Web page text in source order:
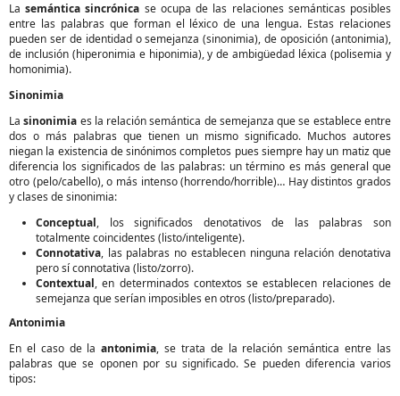
Lasemántica sincrónica se ocupa de las relaciones semánticas posibles
entre las palabras que forman el léxico de una lengua. Estas relaciones
pueden ser de identidad o semejanza (sinonimia), de oposición (antonimia),
de inclusión (hiperonimia e hiponimia), y de ambigüedad léxica (polisemia y
homonimia).
Sinonimia
Lasinonimia es la relación semántica de semejanza que se establece entre
dos o más palabras que tienen un mismo significado. Muchos autores
niegan la existencia de sinónimos completos pues siempre hay un matiz que
diferencia los significados de las palabras: un término es más general que
otro (pelo/cabello), o más intenso (horrendo/horrible)… Hay distintos grados
y clases de sinonimia:
Conceptual, los significados denotativos de las palabras son
totalmente coincidentes (listo/inteligente).
Connotativa, las palabras no establecen ninguna relación denotativa
pero sí connotativa (listo/zorro).
Contextual, en determinados contextos se establecen relaciones de
semejanza que serían imposibles en otros (listo/preparado).
Antonimia
En el caso de laantonimia, se trata de la relación semántica entre las
palabras que se oponen por su significado. Se pueden diferencia varios
tipos: